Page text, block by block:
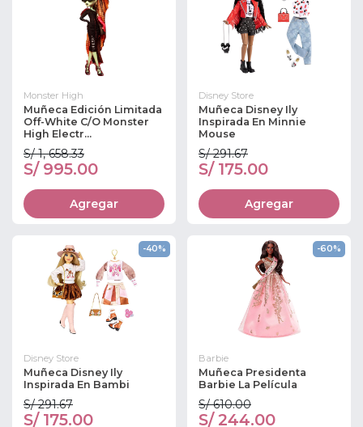
Monster High
Muñeca Edición Limitada
Off-White C/o Monster
High Electr...
S/ 1, 658.33
S/ 995.00
Agregar
Disney Store
Muñeca Disney Ily
Inspirada En Minnie
Mouse
S/ 291.67
S/ 175.00
Agregar
-40%
Disney Store
Muñeca Disney Ily
Inspirada En Bambi
S/ 291.67
S/ 175.00
-60%
Barbie
Muñeca Presidenta
Barbie La Película
S/ 610.00
S/ 244.00